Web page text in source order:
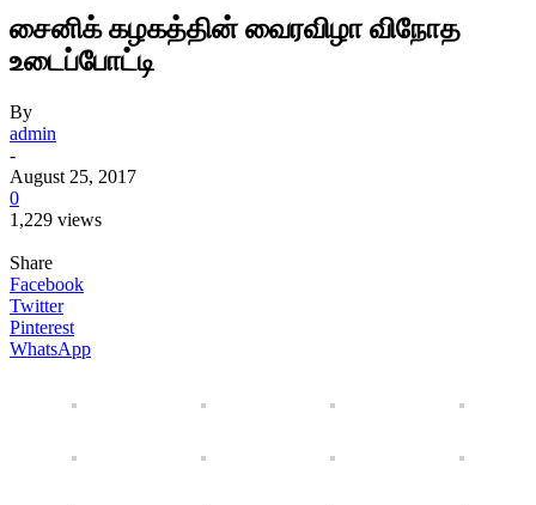
சைனிக் கழகத்தின் வைரவிழா விநோத
உடைப்போட்டி
By
admin
-
August 25, 2017
0
1,229 views
Share
Facebook
Twitter
Pinterest
WhatsApp